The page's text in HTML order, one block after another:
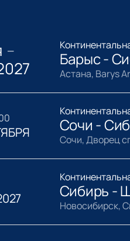
— Барыс -
Астана, Barys
Сочи -
Сочи, Дворец
Сибирь -
Новосибирск,